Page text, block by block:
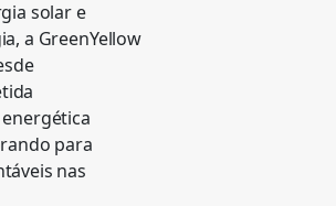
solar e
a GreenYellow
para
nas